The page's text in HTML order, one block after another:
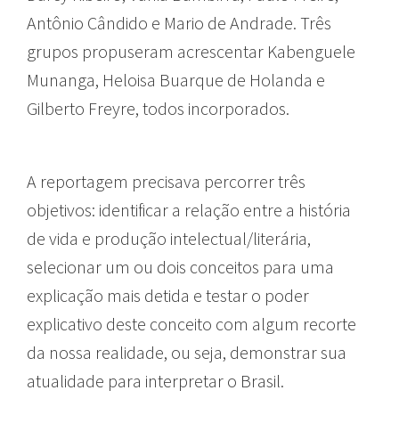
Antônio Cândido e Mario de Andrade. Três
grupos propuseram acrescentar Kabenguele
Munanga, Heloisa Buarque de Holanda e
Gilberto Freyre, todos incorporados.
A reportagem precisava percorrer três
objetivos: identificar a relação entre a história
de vida e produção intelectual/literária,
selecionar um ou dois conceitos para uma
explicação mais detida e testar o poder
explicativo deste conceito com algum recorte
da nossa realidade, ou seja, demonstrar sua
atualidade para interpretar o Brasil.